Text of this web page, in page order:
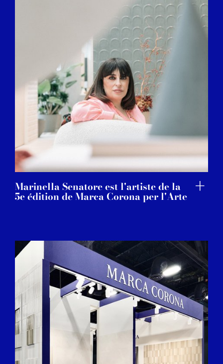
Marinella Senatore est l'artiste de la
5e édition de Marca Corona per l'Arte